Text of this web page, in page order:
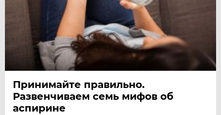
Принимайте правильно.
Развенчиваем семь мифов об
аспирине